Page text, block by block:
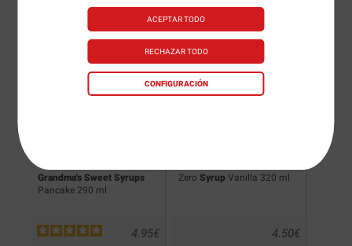
ACEPTAR TODO
RECHAZAR TODO
CONFIGURACIÓN
nuestros nutricionistas.
Grandma's Sweet Syrups
Pancake 290 ml
€
4.95
Zero Syrup Vanilla 320 ml
€
4.50